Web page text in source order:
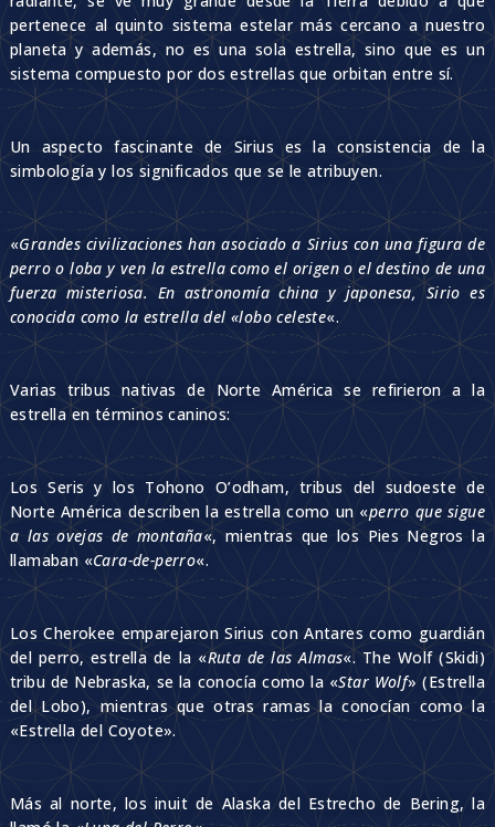
pertenece al quinto sistema estelar más cercano a nuestro
planeta y además, no es una sola estrella, sino que es un
sistema compuesto por dos estrellas que orbitan entre sí.
Un aspecto fascinante de Sirius es la consistencia de la
simbología y los significados que se le atribuyen.
«Grandes civilizaciones han asociado a Sirius con una figura de
perro o loba y ven la estrella como el origen o el destino de una
fuerza misteriosa. En astronomía china y japonesa, Sirio es
conocida como la estrella del «lobo celeste«.
Varias tribus nativas de Norte América se refirieron a la
estrella en términos caninos:
Los Seris y los Tohono O’odham, tribus del sudoeste de
Norte América describen la estrella como un «perro que sigue
a las ovejas de montaña«, mientras que los Pies Negros la
llamaban «Cara-de-perro«.
Los Cherokee emparejaron Sirius con Antares como guardián
del perro, estrella de la «Ruta de las Almas«. The Wolf (Skidi)
tribu de Nebraska, se la conocía como la «Star Wolf» (Estrella
del Lobo), mientras que otras ramas la conocían como la
«Estrella del Coyote».
Más al norte, los inuit de Alaska del Estrecho de Bering, la